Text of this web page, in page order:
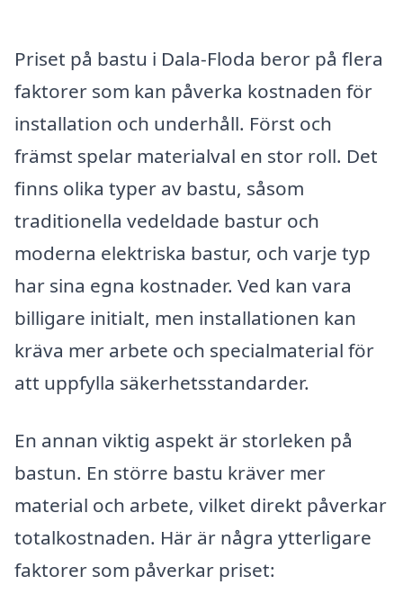
Priset på bastu i Dala-Floda beror på flera
faktorer som kan påverka kostnaden för
installation och underhåll. Först och
främst spelar materialval en stor roll. Det
finns olika typer av bastu, såsom
traditionella vedeldade bastur och
moderna elektriska bastur, och varje typ
har sina egna kostnader. Ved kan vara
billigare initialt, men installationen kan
kräva mer arbete och specialmaterial för
att uppfylla säkerhetsstandarder.
En annan viktig aspekt är storleken på
bastun. En större bastu kräver mer
material och arbete, vilket direkt påverkar
totalkostnaden. Här är några ytterligare
faktorer som påverkar priset: